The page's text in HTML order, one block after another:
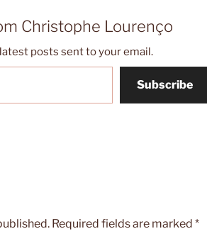
Christophe Lourenço
posts sent to your email.
Subscribe
Required fields are marked *